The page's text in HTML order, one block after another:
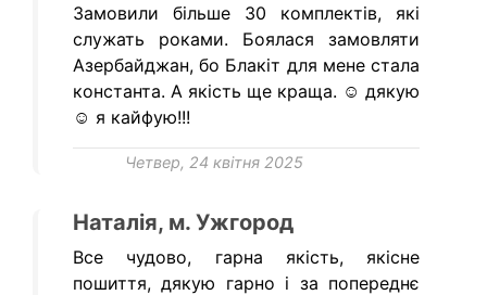
Замовили більше 30 комплектів, які
служать роками. Боялася замовляти
Азербайджан, бо Блакіт для мене стала
константа. А якість ще краща. ☺️ дякую
☺️ я кайфую!!!
Четвер, 24 квітня 2025
Наталія, м. Ужгород
Все чудово, гарна якість, якісне
пошиття, дякую гарно і за попереднє